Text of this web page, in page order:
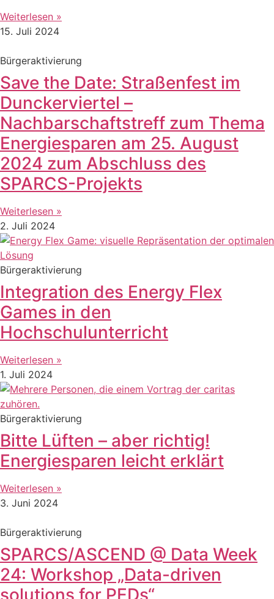
Weiterlesen »
15. Juli 2024
Bürgeraktivierung
Save the Date: Straßenfest im
Dunckerviertel –
Nachbarschaftstreff zum Thema
Energiesparen am 25. August
2024 zum Abschluss des
SPARCS-Projekts
Weiterlesen »
2. Juli 2024
Bürgeraktivierung
Integration des Energy Flex
Games in den
Hochschulunterricht
Weiterlesen »
1. Juli 2024
Bürgeraktivierung
Bitte Lüften – aber richtig!
Energiesparen leicht erklärt
Weiterlesen »
3. Juni 2024
Bürgeraktivierung
SPARCS/ASCEND @ Data Week
24: Workshop „Data-driven
solutions for PEDs“